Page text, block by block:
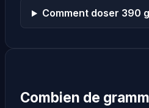
Comment doser 390
Combien de